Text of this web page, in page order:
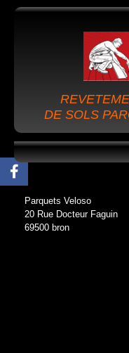
DE SOLS
Parquets Veloso
20 Rue Docteur Faguin
69500 bron